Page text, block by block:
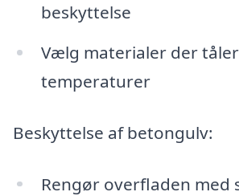
beskyttelse
Vælg materialer der
temperaturer
Beskyttelse af betongulv:
Rengør overfladen med